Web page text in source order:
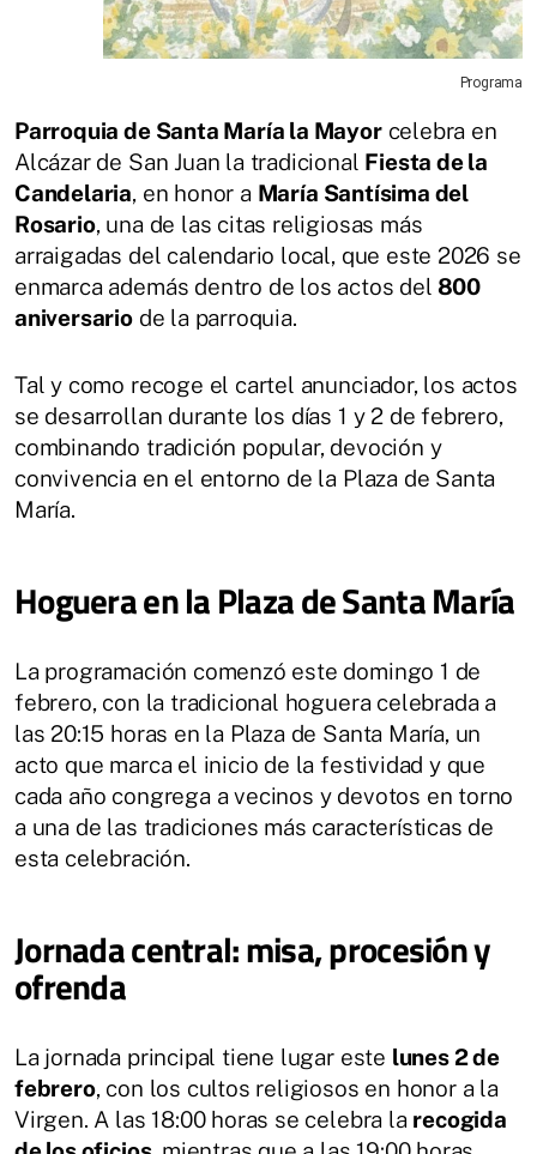
Programa
Parroquia de Santa María la Mayorcelebra en
Alcázar de San Juan la tradicional Fiesta de la
Candelaria, en honor a María Santísima del
Rosario, una de las citas religiosas más
arraigadas del calendario local, que este 2026 se
enmarca además dentro de los actos del 800
aniversariode la parroquia.
Tal y como recoge el cartel anunciador, los actos
se desarrollan durante los días 1 y 2 de febrero,
combinando tradición popular, devoción y
convivencia en el entorno de la Plaza de Santa
María.
Hoguera en la Plaza de Santa María
La programación comenzó este domingo 1 de
febrero, con la tradicional hoguera celebrada a
las 20:15 horas en la Plaza de Santa María, un
acto que marca el inicio de la festividad y que
cada año congrega a vecinos y devotos en torno
a una de las tradiciones más características de
esta celebración.
Jornada central: misa, procesión y
ofrenda
La jornada principal tiene lugar este lunes 2 de
febrero, con los cultos religiosos en honor a la
Virgen. A las 18:00 horas se celebra la recogida